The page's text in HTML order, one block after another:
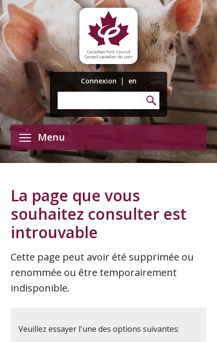
Connexion | en
Menu
La page que vous
souhaitez consulter est
introuvable
Cette page peut avoir été supprimée ou
renommée ou être temporairement
indisponible.
Veuillez essayer l'une des options suivantes: